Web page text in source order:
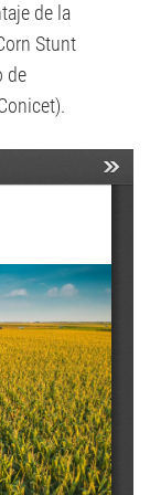
de la
Stunt
de